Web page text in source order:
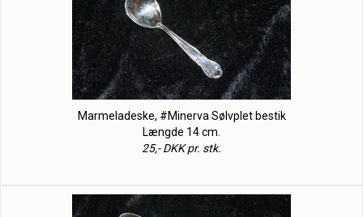
Marmeladeske, #Minerva Sølvplet bestik
Længde 14 cm.
25,- DKK pr. stk.